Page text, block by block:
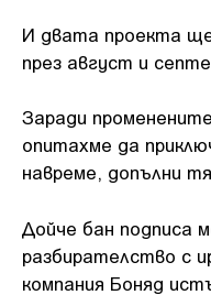
И двата проекта
през август и
Заради
опитахме да
навреме, допълни
Дойче бан подписа
разбирателство с
компания Боняд